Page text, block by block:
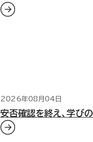
2026年08月04日
安否確認を終え、学び